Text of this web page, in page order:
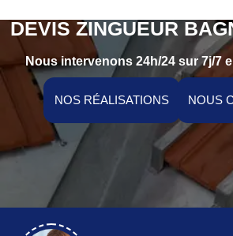
DEVIS ZINGUEUR
Nous intervenons 24h/24 sur 7j/7
NOS RÉALISATIONS NOUS